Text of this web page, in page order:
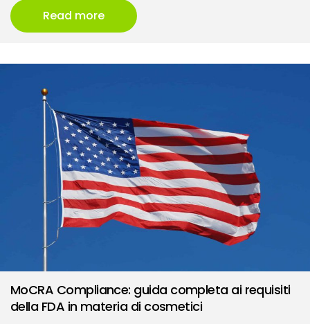
Read more
MoCRA Compliance: guida completa ai requisiti
della FDA in materia di cosmetici